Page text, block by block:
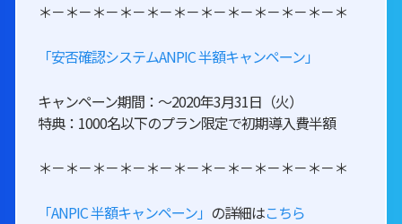
＊－＊－＊－＊－＊－＊－＊－＊－＊－＊－＊－＊
「安否確認システムANPIC 半額キャンペーン」
キャンペーン期間：～2020年3月31日（火）
特典：1000名以下のプラン限定で初期導入費半額
＊－＊－＊－＊－＊－＊－＊－＊－＊－＊－＊－＊
「ANPIC 半額キャンペーン」 の詳細はこちら